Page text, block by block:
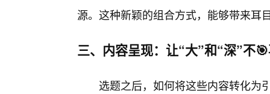
源。这种新颖的组合方式，能够带来耳
三、内容呈现：让“大”和“深”不
选题之后，如何将这些内容转化为